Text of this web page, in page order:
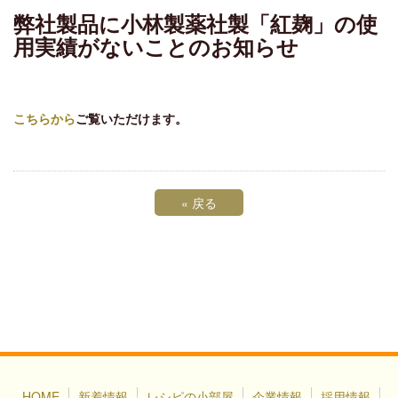
弊社製品に小林製薬社製「紅麹」の使
用実績がないことのお知らせ
こちらからご覧いただけます。
« 戻る